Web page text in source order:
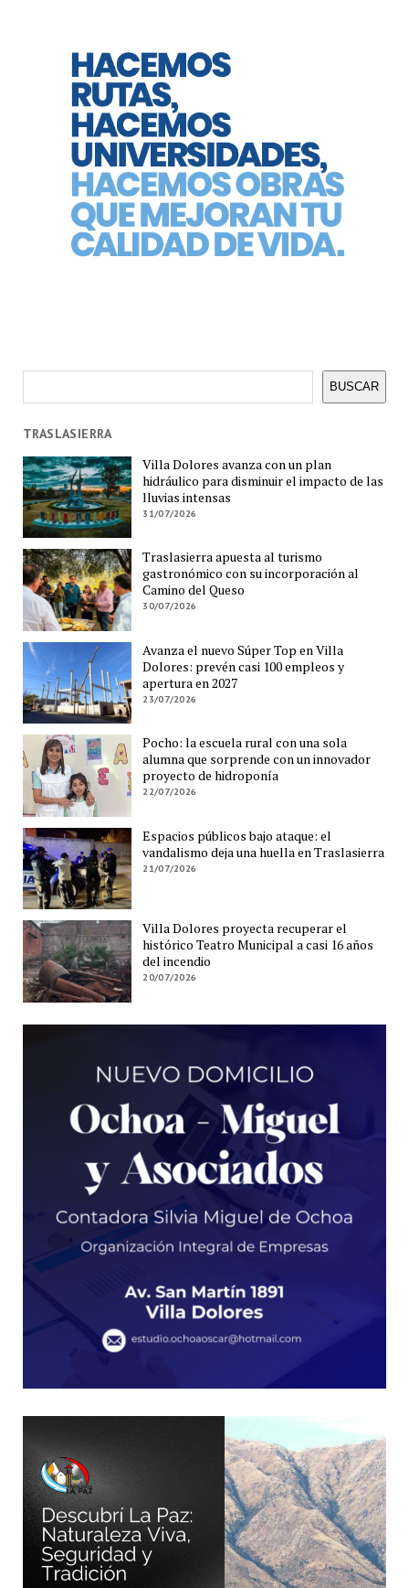
BUSCAR
TRASLASIERRA
Villa Dolores avanza con un plan
hidráulico para disminuir el impacto de las
lluvias intensas
31/07/2026
Traslasierra apuesta al turismo
gastronómico con su incorporación al
Camino del Queso
30/07/2026
Avanza el nuevo Súper Top en Villa
Dolores: prevén casi 100 empleos y
apertura en 2027
23/07/2026
Pocho: la escuela rural con una sola
alumna que sorprende con un innovador
proyecto de hidroponía
22/07/2026
Espacios públicos bajo ataque: el
vandalismo deja una huella en Traslasierra
21/07/2026
Villa Dolores proyecta recuperar el
histórico Teatro Municipal a casi 16 años
del incendio
20/07/2026